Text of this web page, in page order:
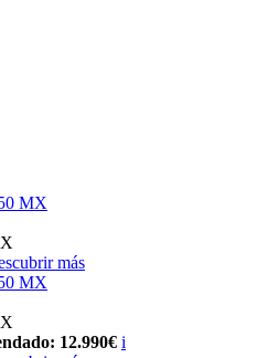
MX
más
MX
12.990€ i